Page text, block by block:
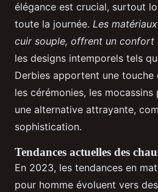
élégance est crucial, surtout
toute la journée. Les
cuir souple, offrent un confort
les designs intemporels tels
Derbies apportent une touche
les cérémonies, les
une alternative attrayante,
sophistication.
Tendances actuelles des
En 2023, les tendances en
pour homme évoluent vers